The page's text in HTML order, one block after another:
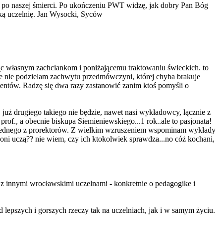
naszej śmierci. Po ukończeniu PWT widzę, jak dobry Pan Bóg
uczelnię. Jan Wysocki, Syców
własnym zachciankom i poniżającemu traktowaniu świeckich. to
podzielam zachwytu przedmówczyni, której chyba brakuje
Radzę się dwa razy zastanowić zanim ktoś pomyśli o
drugiego takiego nie będzie, nawet nasi wykładowcy, łącznie z
a obecnie biskupa Siemieniewskiego...1 rok..ale to pasjonata!
z prorektorów. Z wielkim wzruszeniem wspominam wykłady
uczą?? nie wiem, czy ich ktokolwiek sprawdza...no cóż kochani,
wrocławskimi uczelnami - konkretnie o pedagogike i
lepszych i gorszych rzeczy tak na uczelniach, jak i w samym życiu.